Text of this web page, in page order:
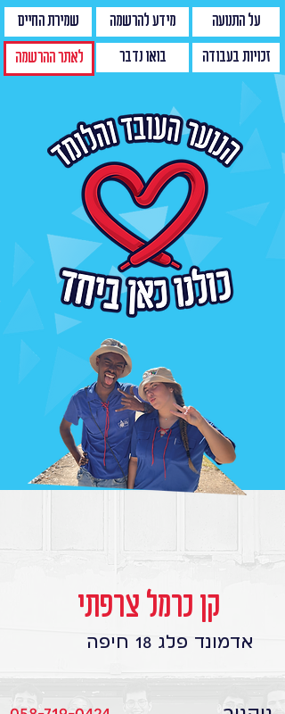
על התנועה
בואו נדבר
לאתר ההרשמה זכויות בעבודה
שמירת החיים מידע להרשמה
קן כרמל צרפתי
אדמונד פלג 18 חיפה